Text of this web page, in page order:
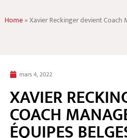
Home»Xavier Reckinger devient Coach
mars 4, 2022
XAVIER
COACH
ÉQUIPES